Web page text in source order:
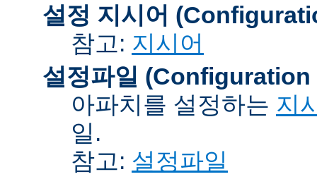
설정 지시어
참고: 지시어
설정파일 (Configuration
아파치를 설정하는 지
일.
참고: 설정파일